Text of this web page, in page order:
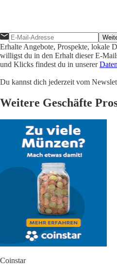
Erhalte Angebote, Prospekte, lokale
willigst du in den Erhalt dieser E-
und Klicks findest du in unserer
Du kannst dich jederzeit vom
Weitere Geschäfte
Coinstar